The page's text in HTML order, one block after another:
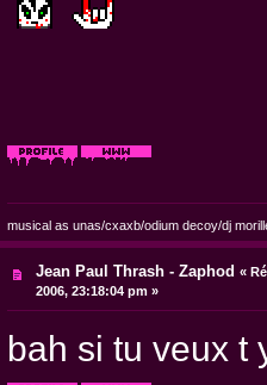
musical as unas/cxaxb/odium decoy/dj
Jean Paul Thrash - Zaphod «
2006, 23:18:04 pm »
bah si tu veux t